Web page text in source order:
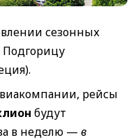
сезонных
Подгорицу
рейсы
будут
в неделю — в